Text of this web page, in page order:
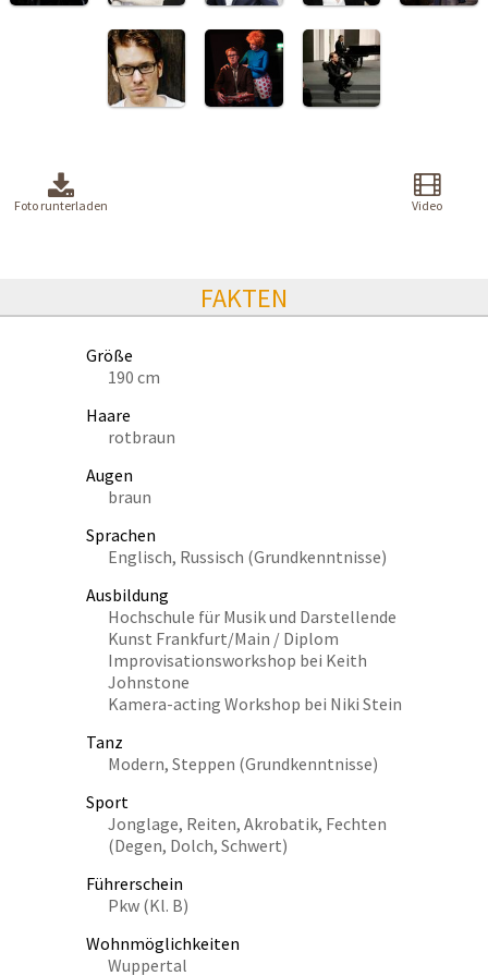
Foto runterladen Video
FAKTEN
Größe
190 cm
Haare
rotbraun
Augen
braun
Sprachen
Englisch, Russisch (Grundkenntnisse)
Ausbildung
Hochschule für Musik und Darstellende
Kunst Frankfurt/Main / Diplom
Improvisationsworkshop bei Keith
Johnstone
Kamera-acting Workshop bei Niki Stein
Tanz
Modern, Steppen (Grundkenntnisse)
Sport
Jonglage, Reiten, Akrobatik, Fechten
(Degen, Dolch, Schwert)
Führerschein
Pkw (Kl. B)
Wohnmöglichkeiten
Wuppertal